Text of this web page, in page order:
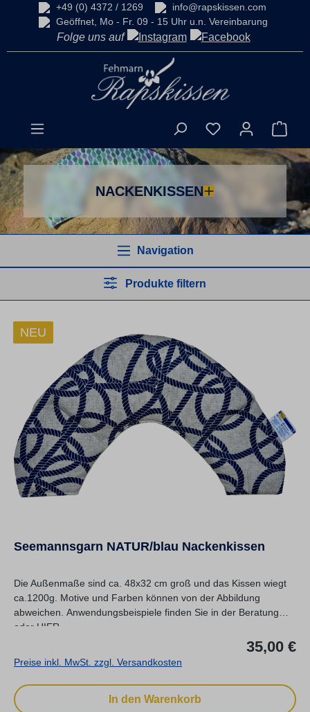
springen
+49 (0) 4372 / 1269
info@rapskissen.com
Geöffnet, Mo - Fr. 09 - 15 Uhr u.n. Vereinbarung
Folge uns auf
Du hast 0
NACKENKISSEN
Navigation
Produkte filtern
NEU
Seemannsgarn NATUR/blau Nackenkissen
Die Außenmaße sind ca. 48x32 cm groß und das Kissen wiegt
ca.1200g. Motive und Farben können von der Abbildung
abweichen. Anwendungsbeispiele finden Sie in der Beratung
oder HIER.
35,00 €
Preise inkl. MwSt. zzgl. Versandkosten
In den Warenkorb